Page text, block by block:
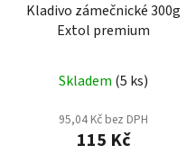
Kladivo zámečnické 300g
Extol premium
Skladem (5 ks)
95,04 Kč bez DPH
115 Kč